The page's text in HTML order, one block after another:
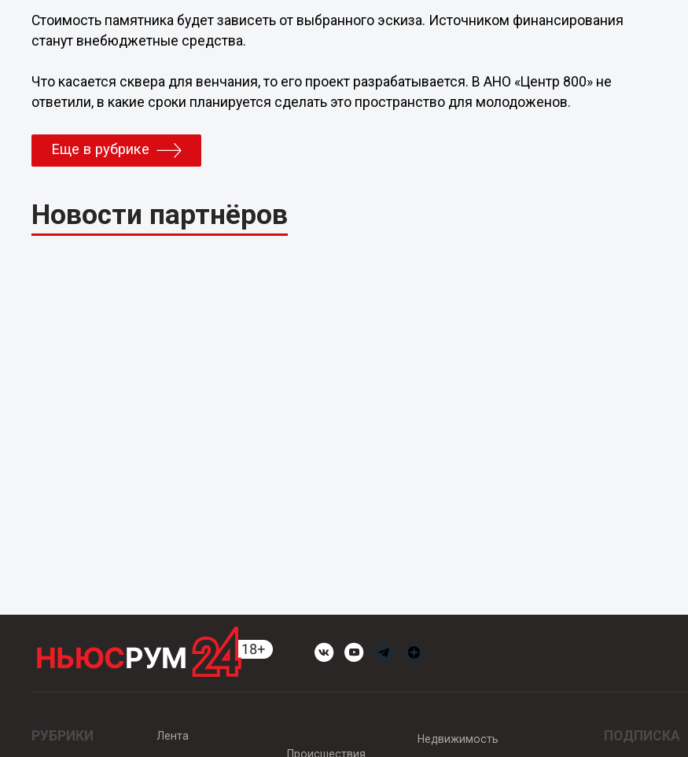
Стоимость памятника будет зависеть от выбранного эскиза. Источником финансирования
станут внебюджетные средства.
Что касается сквера для венчания, то его проект разрабатывается. В АНО «Центр 800» не
ответили, в какие сроки планируется сделать это пространство для молодоженов.
Еще в рубрике
Новости партнёров
РУБРИКИ
Лента
Происшествия
Недвижимость ПОДПИСКА